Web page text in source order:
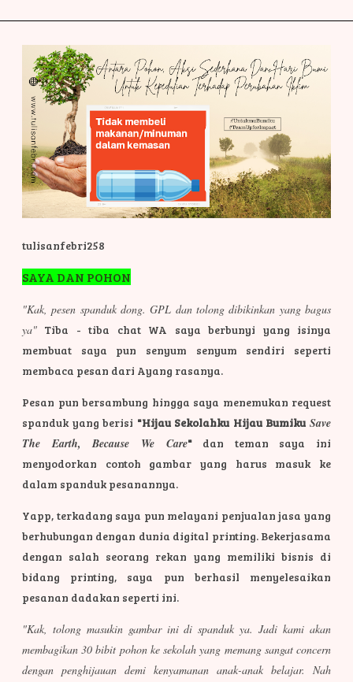
tulisanfebri258
SAYA DAN POHON
"Kak, pesen spanduk dong. GPL dan tolong dibikinkan yang bagus
ya" Tiba - tiba chat WA saya berbunyi yang isinya
membuat saya pun senyum senyum sendiri seperti
membaca pesan dari Ayang rasanya.
Pesan pun bersambung hingga saya menemukan request
spanduk yang berisi "Hijau Sekolahku Hijau BumikuSave
The Earth, Because We Care" dan teman saya ini
menyodorkan contoh gambar yang harus masuk ke
dalam spanduk pesanannya.
Yapp, terkadang saya pun melayani penjualan jasa yang
berhubungan dengan dunia digital printing. Bekerjasama
dengan salah seorang rekan yang memiliki bisnis di
bidang printing, saya pun berhasil menyelesaikan
pesanan dadakan seperti ini.
"Kak, tolong masukin gambar ini di spanduk ya. Jadi kami akan
membagikan 30 bibit pohon ke sekolah yang memang sangat concern
dengan penghijauan demi kenyamanan anak-anak belajar. Nah